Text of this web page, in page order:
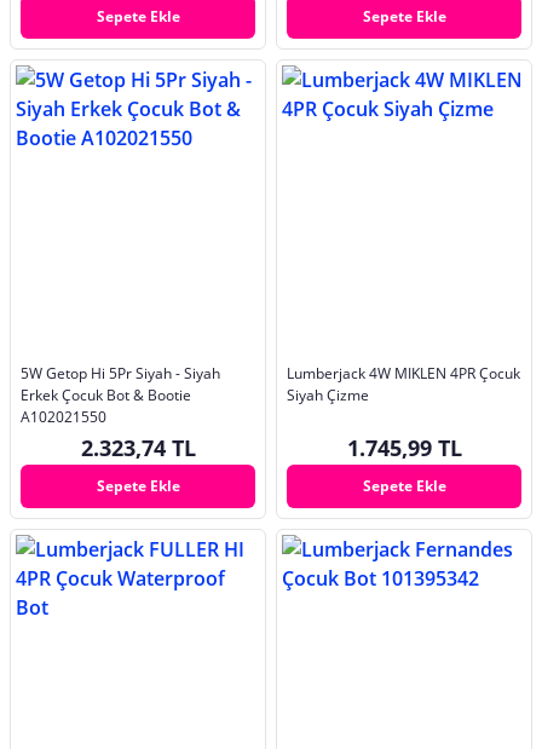
Sepete Ekle Sepete Ekle
5W Getop Hi 5Pr Siyah - Siyah
Erkek Çocuk Bot & Bootie
A102021550
2.323,74 TL
Sepete Ekle
Lumberjack 4W MIKLEN 4PR Çocuk
Siyah Çizme
1.745,99 TL
Sepete Ekle